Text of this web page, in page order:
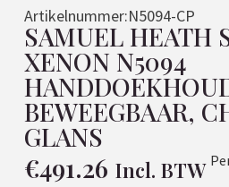
Artikelnummer:N5094-CP
SAMUEL HEATH
XENON N5094
BEWEEGBAAR,
GLANS
€491.26 Incl. BTW